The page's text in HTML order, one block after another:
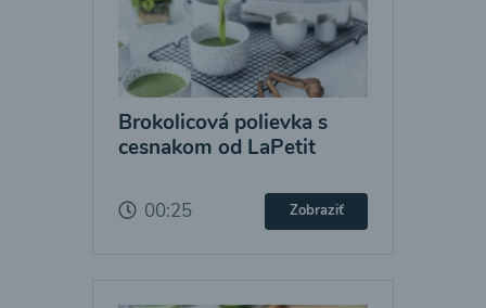
Brokolicová polievka s
cesnakom od LaPetit
00:25 Zobraziť